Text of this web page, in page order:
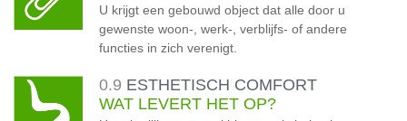
U krijgt een gebouwd object dat alle door u
gewenste woon-, werk-, verblijfs- of andere
functies in zich verenigt.
0.9 ESTHETISCH COMFORT
WAT LEVERT HET OP?